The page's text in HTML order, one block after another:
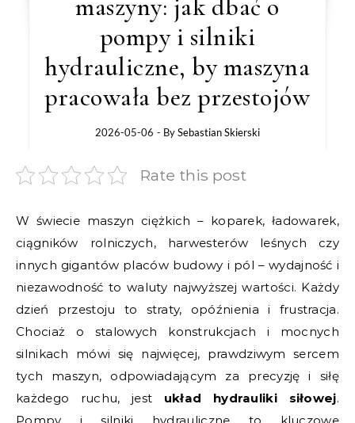
maszyny: jak dbać o
pompy i silniki
hydrauliczne, by maszyna
pracowała bez przestojów
2026-05-06 - BySebastian Skierski
Rate this post
W świecie maszyn ciężkich – koparek, ładowarek,
ciągników rolniczych, harwesterów leśnych czy
innych gigantów placów budowy i pól – wydajność i
niezawodność to waluty najwyższej wartości. Każdy
dzień przestoju to straty, opóźnienia i frustracja.
Chociaż o stalowych konstrukcjach i mocnych
silnikach mówi się najwięcej, prawdziwym sercem
tych maszyn, odpowiadającym za precyzję i siłę
każdego ruchu, jest układ hydrauliki siłowej.